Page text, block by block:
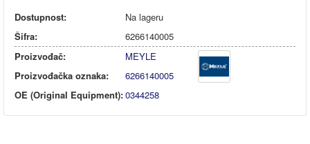
Dostupnost:
Na lageru
Šifra:
6266140005
Proizvođač:
MEYLE
Proizvođačka oznaka:
6266140005
OE (Original Equipment):0344258